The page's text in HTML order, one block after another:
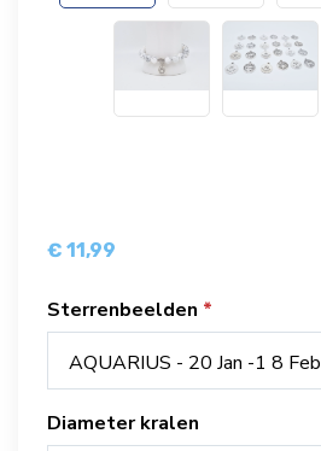
€ 11,99
Sterrenbeelden
AQUARIUS - 20 Jan -1 8 Feb
Diameter kralen